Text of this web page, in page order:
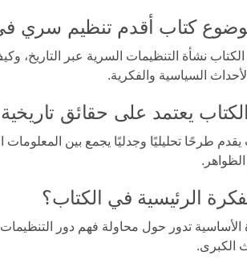
كتاب أقدم تنظيم سري
الكتاب نشأة التنظيمات السرية عبر
السياسية والفكرية.
يعتمد على حقائق
يقدم طرحًا تحليليًا وجدليًا يجمع بين المعلومات
الرئيسية في الكتاب؟
الأساسية تدور حول محاولة فهم دور التنظيمات
الكبرى.